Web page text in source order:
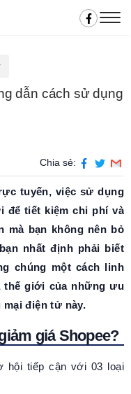
dẫn cách sử dụng
Chia sẻ:
tuyến, việc sử dụng
để tiết kiệm chi phí và
mà bạn không nên bỏ
nhất định phải biết
chúng một cách linh
thế giới của những ưu
điện tử này.
giá Shopee?
hội tiếp cận với 03 loại